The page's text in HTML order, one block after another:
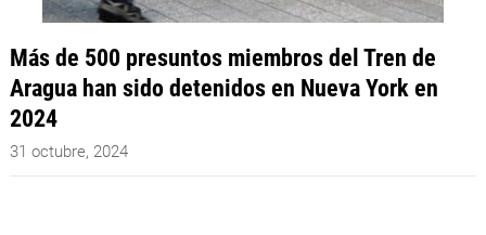
Más de 500 presuntos miembros del Tren de
Aragua han sido detenidos en Nueva York en
2024
31 octubre, 2024